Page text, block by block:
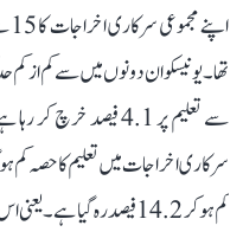
تھا۔ یونیسکو ان دونوں میں سے کم از
سے تعلیم پر 4.1 فیصد